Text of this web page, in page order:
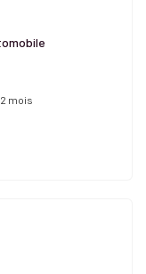
mois